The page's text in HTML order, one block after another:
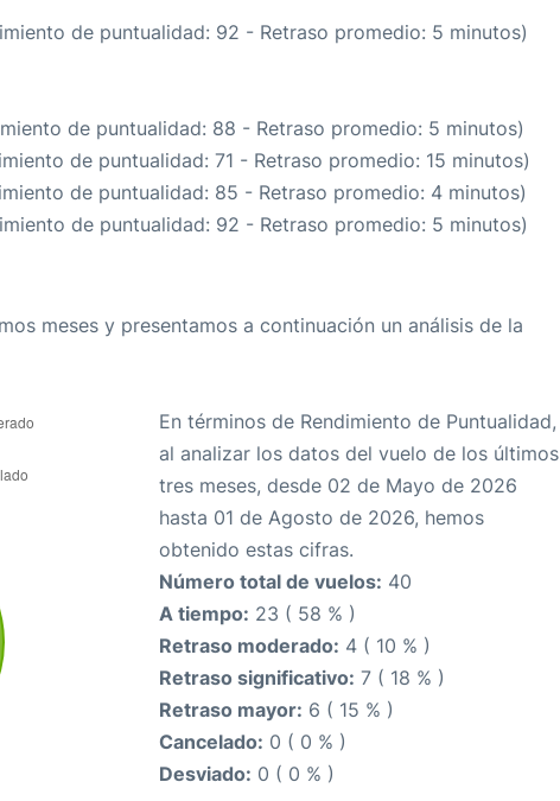
de puntualidad: 92 - Retraso promedio: 5 minutos)
de puntualidad: 88 - Retraso promedio: 5 minutos)
de puntualidad: 71 - Retraso promedio: 15 minutos)
de puntualidad: 85 - Retraso promedio: 4 minutos)
de puntualidad: 92 - Retraso promedio: 5 minutos)
meses y presentamos a continuación un análisis de la
En términos de Rendimiento de Puntualidad,
al analizar los datos del vuelo de los últimos
tres meses, desde 02 de Mayo de 2026
hasta 01 de Agosto de 2026, hemos
obtenido estas cifras.
Número total de vuelos: 40
A tiempo: 23 ( 58 % )
Retraso moderado: 4 ( 10 % )
Retraso significativo: 7 ( 18 % )
Retraso mayor: 6 ( 15 % )
Cancelado: 0 ( 0 % )
Desviado: 0 ( 0 % )